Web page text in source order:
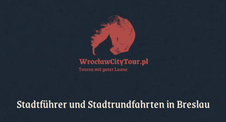
Stadtführer und Stadtrundfahrten in Breslau